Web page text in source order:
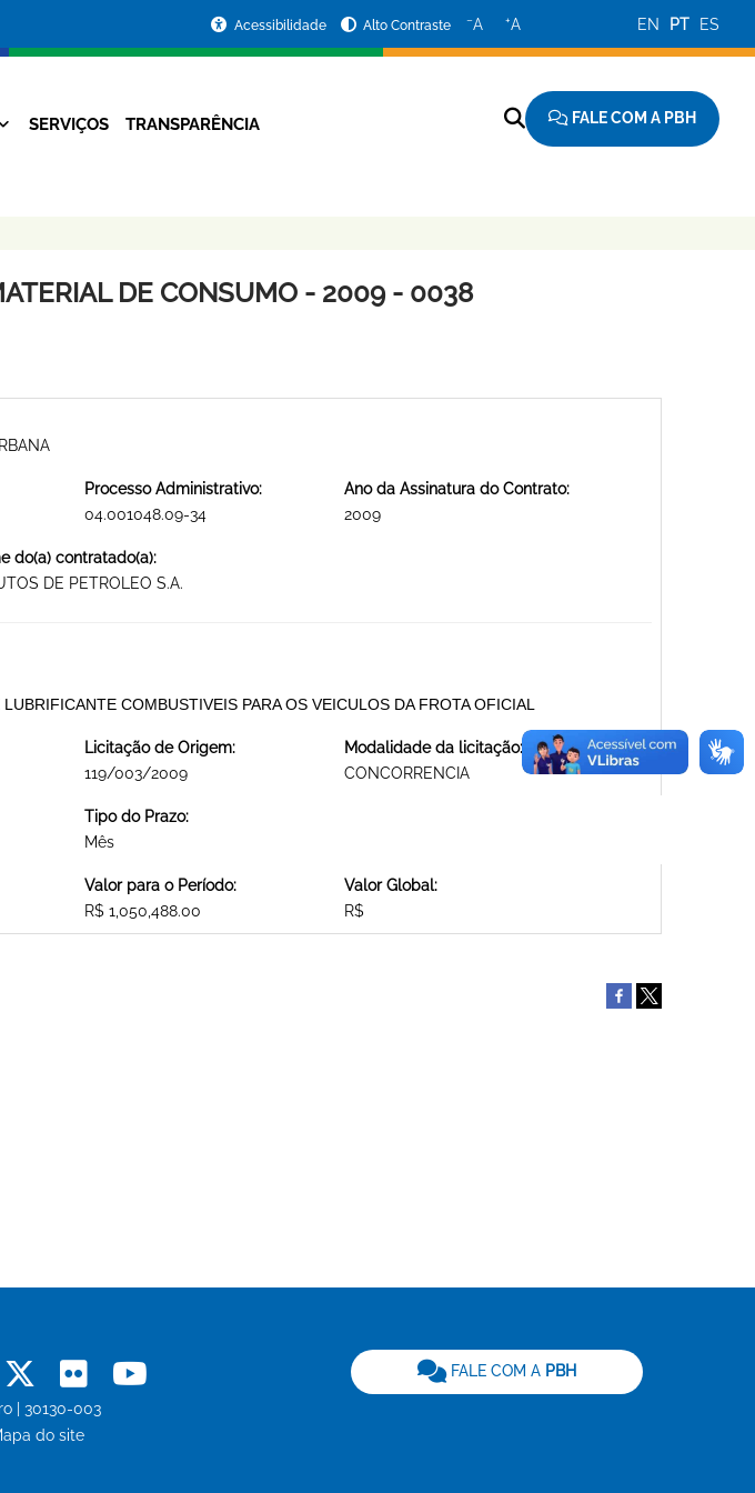
Acessibilidade Alto Contraste −A +A EN PT ES
SERVIÇOS TRANSPARÊNCIA FALE COM A PBH
DE CONSUMO - 2009 - 0038
Processo Administrativo:
04.001048.09-34
Ano da Assinatura do Contrato:
2009
do(a) contratado(a):
DE PETROLEO S.A.
COMBUSTIVEIS PARA OS VEICULOS DA FROTA OFICIAL
Licitação de Origem:
119/003/2009
Modalidade da licitação:
CONCORRENCIA
Tipo do Prazo:
Mês
Valor para o Período:
R$ 1,050,488.00
Valor Global:
R$
Whatsapp
X Flickr
| 30130-003
do site
FALE COM A PBH